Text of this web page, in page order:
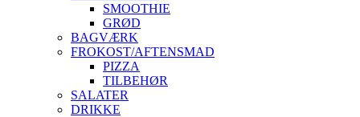
SMOOTHIE
GRØD
BAGVÆRK
FROKOST/AFTENSMAD
PIZZA
TILBEHØR
SALATER
DRIKKE